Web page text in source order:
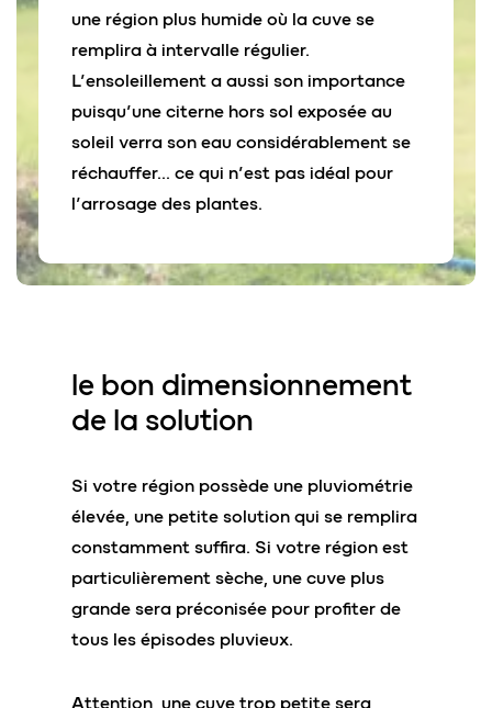
une région plus humide où la cuve se
remplira à intervalle régulier.
L’ensoleillement a aussi son importance
puisqu’une citerne hors sol exposée au
soleil verra son eau considérablement se
réchauffer… ce qui n’est pas idéal pour
l’arrosage des plantes.
le bon dimensionnement
de la solution
Si votre région possède une pluviométrie
élevée, une petite solution qui se remplira
constamment suffira. Si votre région est
particulièrement sèche, une cuve plus
grande sera préconisée pour profiter de
tous les épisodes pluvieux.
Attention, une cuve trop petite sera